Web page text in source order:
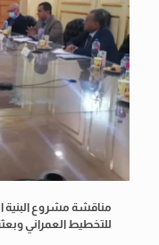
مناقشة مشروع البنية
للتخطيط العمراني